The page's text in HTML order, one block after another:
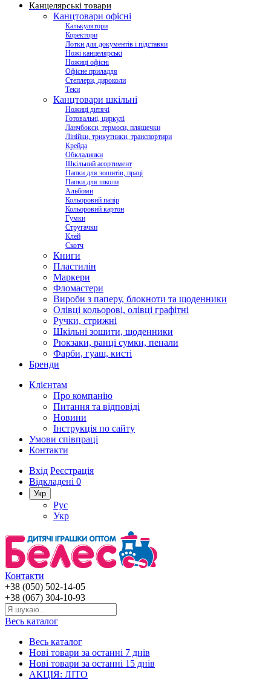
Канцелярські товари
Канцтовари офісні
Калькулятори
Коректори
Лотки для документів і підставки
Ножі канцелярські
Ножиці офісні
Офісне приладдя
Степлери, дироколи
Теки
Канцтовари шкільні
Ножиці дитячі
Готовальні, циркулі
Ланчбокси, термоси, пляшечки
Лінійки, трикутники, транспортири
Крейда
Обкладинки
Шкільний асортимент
Папки для зошитів, праці
Папки для школи
Альбоми
Кольоровий папір
Кольоровий картон
Гумки
Стругачки
Клей
Скотч
Книги
Пластилін
Маркери
Фломастери
Вироби з паперу, блокноти та щоденники
Олівці кольорові, олівці графітні
Ручки, стрижні
Шкільні зошити, щоденники
Рюкзаки, ранці сумки, пенали
Фарби, гуаш, кисті
Бренди
Клієнтам
Про компанію
Питання та відповіді
Новини
Інструкція по сайту
Умови співпраці
Контакти
Вхід Реєстрація
Відкладені 0
Укр
Рус
Укр
Контакти
+38 (050) 502-14-05
+38 (067) 304-10-93
Весь каталог
Весь каталог
Нові товари за останнi 7 днiв
Нові товари за останнi 15 днiв
АКЦІЯ: ЛІТО